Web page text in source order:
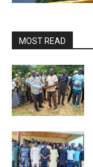
MOST READ